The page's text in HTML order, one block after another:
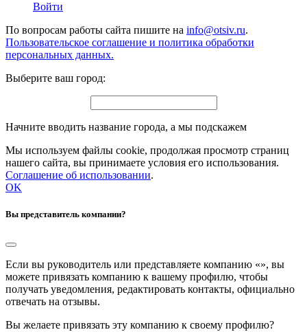
Войти
По вопросам работы сайта пишите на info@otsiv.ru.
Пользовательское соглашение и политика обработки
персональных данных.
Выберите ваш город:
Начните вводить название города, а мы подскажем
Мы используем файлы cookie, продолжая просмотр страниц
нашего сайта, вы принимаете условия его использования.
Соглашение об использовании.
OK
Вы представитель компании?
Если вы руководитель или представляете компанию «», вы
можете привязать компанию к вашему профилю, чтобы
получать уведомления, редактировать контакты, официально
отвечать на отзывы.
Вы желаете привязать эту компанию к своему профилю?